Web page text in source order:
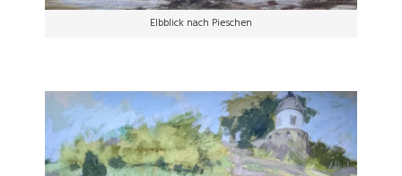
Elbblick nach Pieschen